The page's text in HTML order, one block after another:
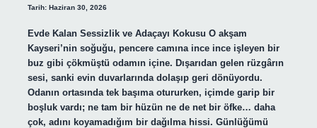
Tarih: Haziran 30, 2026
Evde Kalan Sessizlik ve Adaçayı Kokusu O akşam
Kayseri’nin soğuğu, pencere camına ince ince işleyen bir
buz gibi çökmüştü odamın içine. Dışarıdan gelen rüzgârın
sesi, sanki evin duvarlarında dolaşıp geri dönüyordu.
Odanın ortasında tek başıma otururken, içimde garip bir
boşluk vardı; ne tam bir hüzün ne de net bir öfke… daha
çok, adını koyamadığım bir dağılma hissi. Günlüğümü